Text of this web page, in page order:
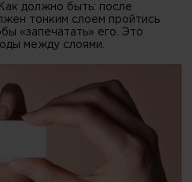
должно быть: после
тонким слоем пройтись
«запечатать» его. Это
между слоями.